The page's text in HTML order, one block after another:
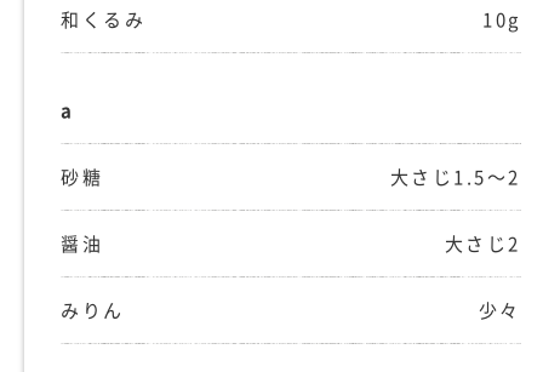
和くるみ 10g
a
砂糖 大さじ1.5〜2
醤油 大さじ2
みりん 少々